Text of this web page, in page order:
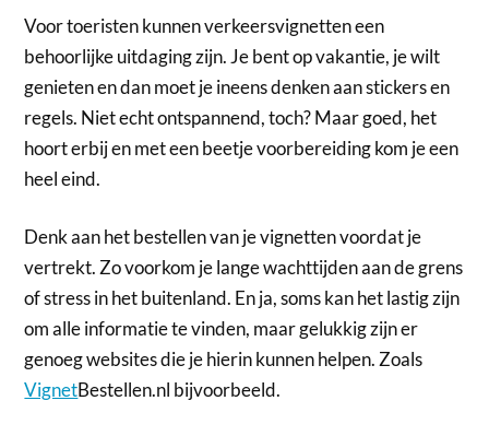
Voor toeristen kunnen verkeersvignetten een
behoorlijke uitdaging zijn. Je bent op vakantie, je wilt
genieten en dan moet je ineens denken aan stickers en
regels. Niet echt ontspannend, toch? Maar goed, het
hoort erbij en met een beetje voorbereiding kom je een
heel eind.
Denk aan het bestellen van je vignetten voordat je
vertrekt. Zo voorkom je lange wachttijden aan de grens
of stress in het buitenland. En ja, soms kan het lastig zijn
om alle informatie te vinden, maar gelukkig zijn er
genoeg websites die je hierin kunnen helpen. Zoals
VignetBestellen.nl bijvoorbeeld.